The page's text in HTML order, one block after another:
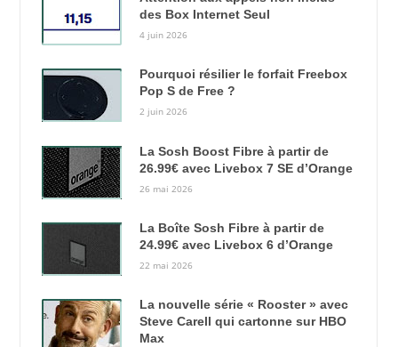
des Box Internet Seul
4 juin 2026
Pourquoi résilier le forfait Freebox
Pop S de Free ?
2 juin 2026
La Sosh Boost Fibre à partir de
26.99€ avec Livebox 7 SE d’Orange
26 mai 2026
La Boîte Sosh Fibre à partir de
24.99€ avec Livebox 6 d’Orange
22 mai 2026
La nouvelle série « Rooster » avec
Steve Carell qui cartonne sur HBO
Max